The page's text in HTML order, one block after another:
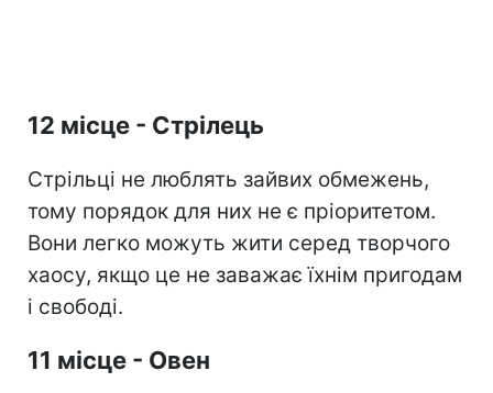
12 місце - Стрілець
Стрільці не люблять зайвих обмежень,
тому порядок для них не є пріоритетом.
Вони легко можуть жити серед творчого
хаосу, якщо це не заважає їхнім пригодам
і свободі.
11 місце - Овен